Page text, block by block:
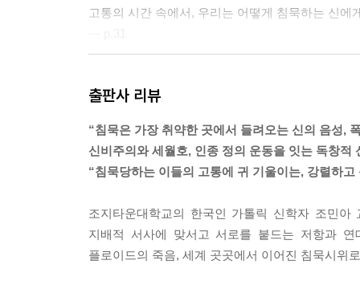
고통의 시간 속에서, 우리는 어떻게 침묵하는 신
마를 안긴다. 내가 몸담은 활동가 집단과 학술 공
려는 갈망을 반영한다. 과연 우리는 세상과 깊이
싸우도록 우리를 격려하는 동시에, 우리자신의 목
잡히지 않고 타자의 고통에 귀 기울이는 법을 배울
미국 다큐멘터리 감독 조슈아 오펜하이머가 연출
그의 형은 1965-1966년 인도네시아 대학살 당시
출판사 리뷰
“침묵은 가장 취약한 곳에서 들려오는 신의 음성,
신비주의와 세월호, 인종 정의 운동을 잇는 독창적
“침묵당하는 이들의 고통에 귀 기울이는, 강렬하
조지타운대학교의 한국인 가톨릭 신학자 조민
지배적 서사에 맞서고 서로를 붙드는 저항과
플로이드의 죽음, 세계 곳곳에서 이어진 침묵시위